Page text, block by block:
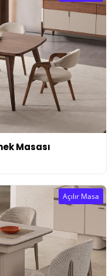
Masası
Açılır Masa